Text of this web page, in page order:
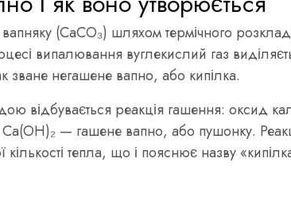
(CaCO₃) шляхом термічного
випалювання вуглекислий газ
зване негашене вапно, або кипілка.
відбувається реакція гашення: оксид
— гашене вапно, або пушонку.
кількості тепла, що і пояснює назву